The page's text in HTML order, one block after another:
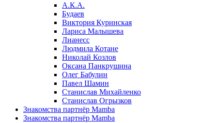
А.К.А.
Будаев
Виктория Куринская
Лариса Малышева
Лианесс
Людмила Котане
Николай Козлов
Оксана Панкрушина
Олег Бабулин
Павел Шамин
Станислав Михайленко
Станислав Огрызков
Знакомства партнёр Mamba
Знакомства партнёр Mamba